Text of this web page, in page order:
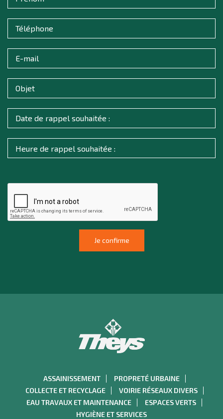
ASSAINISSEMENT
PROPRETÉ URBAINE
COLLECTE ET RECYCLAGE
VOIRIE RÉSEAUX DIVERS
EAU TRAVAUX ET MAINTENANCE
ESPACES VERTS
HYGIÈNE ET SERVICES